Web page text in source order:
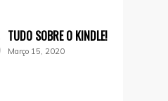
TUDO SOBRE O KINDLE!
Março 15, 2020